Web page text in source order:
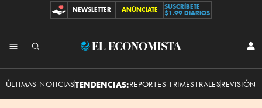
CONTRIBUCIONES
NEWSLETTER ANÚNCIATE
SUSCRÍBETE
$1.99 DIARIOS
El
ÚLTIMAS NOTICIASTENDENCIAS:REPORTES TRIMESTRALESREVISIÓN